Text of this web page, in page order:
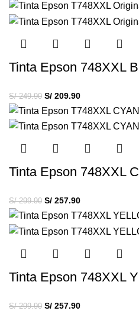
Tinta Epson 748XXL
S/249.90 S/ 209.90
Tinta Epson 748XXL
S/299.90 S/ 257.90
Tinta Epson 748XXL
S/299.90 S/ 257.90